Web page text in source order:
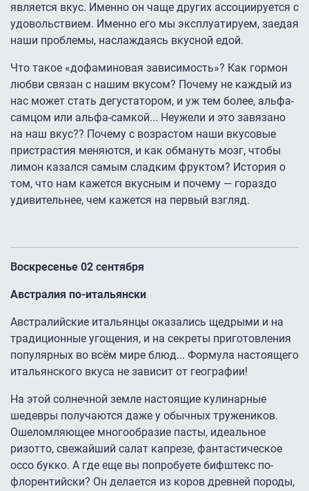
является вкус. Именно он чаще других ассоциируется с
удовольствием. Именно его мы эксплуатируем, заедая
наши проблемы, наслаждаясь вкусной едой.
Что такое «дофаминовая зависимость»? Как гормон
любви связан с нашим вкусом? Почему не каждый из
нас может стать дегустатором, и уж тем более, альфа-
самцом или альфа-самкой... Неужели и это завязано
на наш вкус?? Почему с возрастом наши вкусовые
пристрастия меняются, и как обмануть мозг, чтобы
лимон казался самым сладким фруктом? История о
том, что нам кажется вкусным и почему — гораздо
удивительнее, чем кажется на первый взгляд.
Воскресенье 02 сентября
Австралия по-итальянски
Австралийские итальянцы оказались щедрыми и на
традиционные угощения, и на секреты приготовления
популярных во всём мире блюд... Формула настоящего
итальянского вкуса не зависит от географии!
На этой солнечной земле настоящие кулинарные
шедевры получаются даже у обычных тружеников.
Ошеломляющее многообразие пасты, идеальное
ризотто, свежайший салат капрезе, фантастическое
оссо букко. А где еще вы попробуете бифштекс по-
флорентийски? Он делается из коров древней породы,